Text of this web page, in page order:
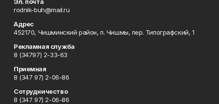
rodnik-buh@mail.ru
Адрес
452170, Чишминский район, п. Чишмы, пер. Типографский, 1
Рекламная служба
8 (34797) 2-33-63
Приемная
8 (347 97) 2-06-86
Сотрудничество
8 (347 97) 2-06-86